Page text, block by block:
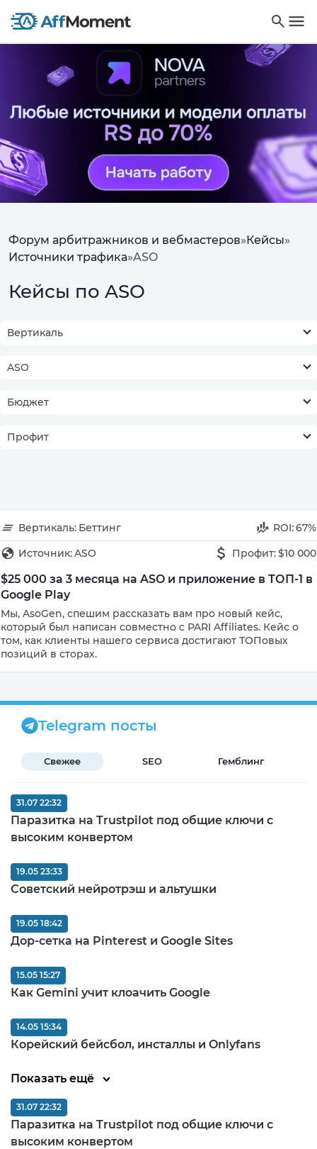
Форум арбитражников и вебмастеров»Кейсы»
Источники трафика»ASO
Кейсы по ASO
Вертикаль
ASO
Бюджет
Профит
Профит:$10 000
Источник:ASO
ROI:67%
Вертикаль: Беттинг
$25 000 за 3 месяца на ASO и приложение в ТОП-1 в
Google Play
Мы, AsoGen, спешим рассказать вам про новый кейс,
который был написан совместно с PARI Affiliates. Кейс о
том, как клиенты нашего сервиса достигают ТОПовых
позиций в сторах.
Telegram посты
Свежее SEO Гемблинг
Паразитка на Trustpilot под общие ключи с
высоким конвертом
31.07 22:32
Советский нейротрэш и альтушки
19.05 23:33
Дор-сетка на Pinterest и Google Sites
19.05 18:42
Как Gemini учит клоачить Google
15.05 15:27
Корейский бейсбол, инсталлы и Onlyfans
14.05 15:34
Показать ещё
Паразитка на Trustpilot под общие ключи с
высоким конвертом
31.07 22:32